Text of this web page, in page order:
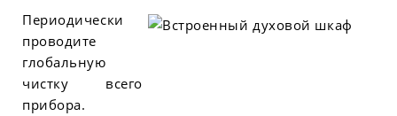
Периодически
проводите
глобальную
чистку всего
прибора.